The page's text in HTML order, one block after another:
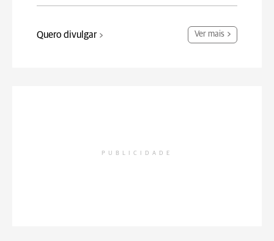
Quero divulgar Ver mais
PUBLICIDADE